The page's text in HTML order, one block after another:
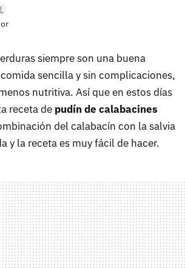
siempre son una buena
sencilla y sin complicaciones,
nutritiva. Así que en estos días
receta de pudín de calabacines
del calabacín con la salvia
y la receta es muy fácil de hacer.